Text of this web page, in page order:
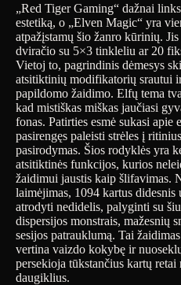
„Red Tiger Gaming“ dažnai
estetiką, o „Elven Magic“ yra
atpažįstamų šio žanro kūrinių.
dviračio su 5×3 tinkleliu ar 20
Vietoj to, pagrindinis dėmesys
atsitiktinių modifikatorių srautui
papildomo žaidimo. Elfų tema
kad mistiškas miškas jaučiasi
fonas. Patirties esmė sukasi apie
pasirengęs paleisti strėles į
pasirodymas. Šios rodyklės yra
atsitiktinės funkcijos, kurios
žaidimui jaustis kaip šlifavimas.
laimėjimas, 1094 kartus didesnis
atrodyti nedidelis, palyginti su
dispersijos monstrais, mažesnių
sesijos patrauklumą. Tai
vertina vaizdo kokybę ir
persekioja tūkstančius kartų retai
daugiklius.